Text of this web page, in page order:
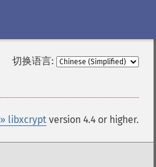
切换语言:
» libxcrypt version 4.4 or higher.